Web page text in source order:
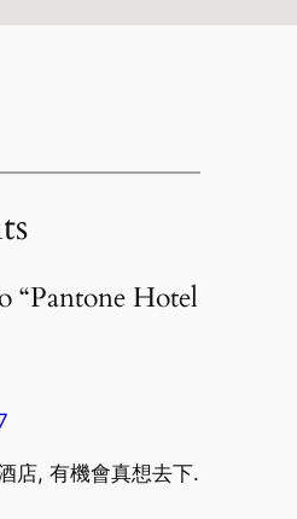
“Pantone Hotel
店, 有機會真想去下.